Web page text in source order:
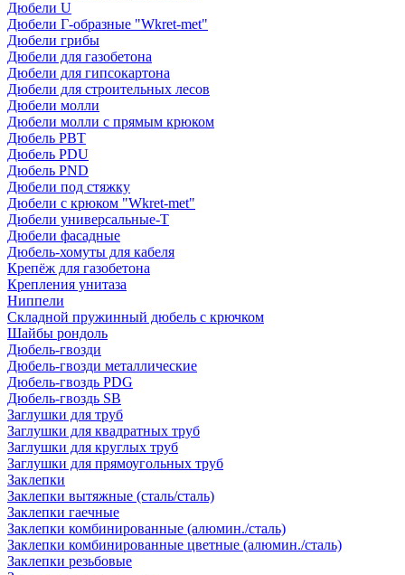
Дюбели U
Дюбели Г-образные "Wkret-met"
Дюбели грибы
Дюбели для газобетона
Дюбели для гипсокартона
Дюбели для строительных лесов
Дюбели молли
Дюбели молли с прямым крюком
Дюбель PBT
Дюбель PDU
Дюбель PND
Дюбели под стяжку
Дюбели с крюком "Wkret-met"
Дюбели универсальные-Т
Дюбели фасадные
Дюбель-хомуты для кабеля
Крепёж для газобетона
Крепления унитаза
Ниппели
Складной пружинный дюбель с крючком
Шайбы рондоль
Дюбель-гвозди
Дюбель-гвозди металлические
Дюбель-гвоздь PDG
Дюбель-гвоздь SB
Заглушки для труб
Заглушки для квадратных труб
Заглушки для круглых труб
Заглушки для прямоугольных труб
Заклепки
Заклепки вытяжные (сталь/сталь)
Заклепки гаечные
Заклепки комбинированные (алюмин./сталь)
Заклепки комбинированные цветные (алюмин./сталь)
Заклепки резьбовые